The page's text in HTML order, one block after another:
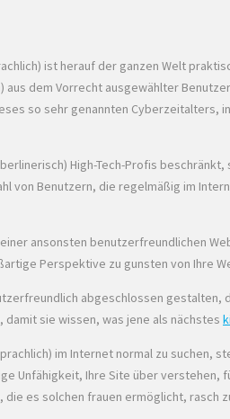
ist herauf der ganzen Welt
dem Vorrecht ausgewählter
so sehr genannten
High-Tech-Profis
von Benutzern, die regelmäßig im
ansonsten benutzerfreundlichen
Perspektive zu gunsten von Ihre
abgeschlossen gestalten,
sie wissen, was jene als nächstes
im Internet normal zu suchen,
Unfähigkeit, Ihre Site über
es solchen frauen ermöglicht,